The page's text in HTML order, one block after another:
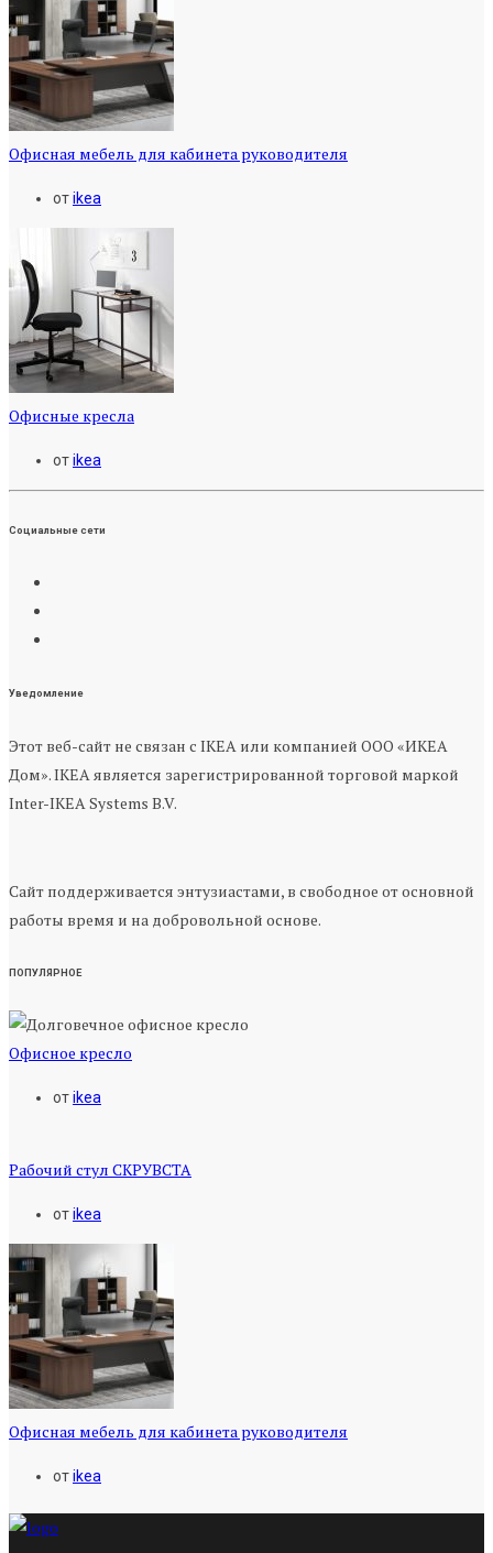
Офисная мебель для кабинета руководителя
отikea
Офисные кресла
отikea
Социальные сети
Уведомление
Этот веб-сайт не связан с IKEA или компанией ООО «ИКЕА
Дом». IKEA является зарегистрированной торговой маркой
Inter-IKEA Systems B.V.
Сайт поддерживается энтузиастами, в свободное от основной
работы время и на добровольной основе.
ПОПУЛЯРНОЕ
Офисное кресло
отikea
Рабочий стул СКРУВСТА
отikea
Офисная мебель для кабинета руководителя
отikea